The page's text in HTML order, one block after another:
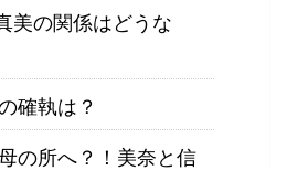
美の関係はどうな
確執は？
の所へ？！美奈と信